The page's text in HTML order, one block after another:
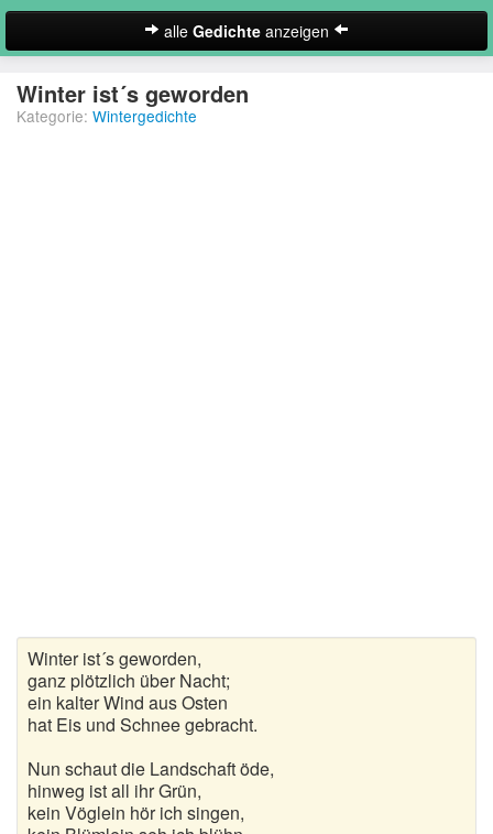
alle Gedichte anzeigen
Neues Gedicht eintragen
Hochzeitsgedichte
Kindergedichte
Kurze Gedichte
Liebesgedichte
Winter ist´s geworden
Kategorie: Wintergedichte
Winter ist´s geworden,
ganz plötzlich über Nacht;
ein kalter Wind aus Osten
hat Eis und Schnee gebracht.
Nun schaut die Landschaft öde,
hinweg ist all ihr Grün,
kein Vöglein hör ich singen,